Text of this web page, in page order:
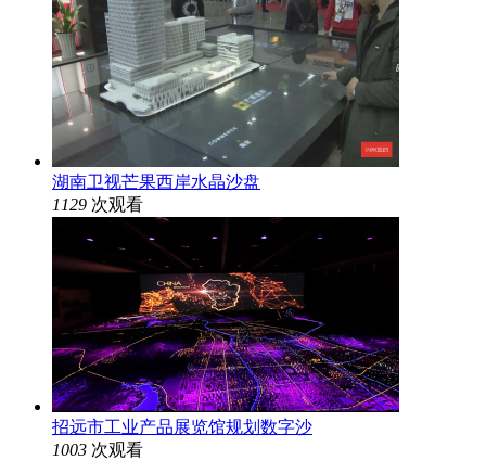
湖南卫视芒果西岸水晶沙盘
1129 次观看
招远市工业产品展览馆规划数字沙
1003 次观看